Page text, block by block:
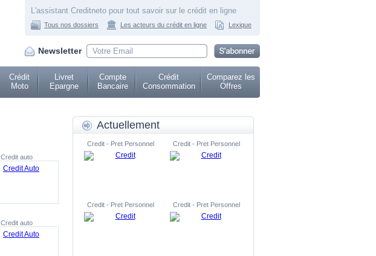
L'assistant Creditneto pour tout savoir sur le crédit en ligne
Tous nos dossiers Les acteurs du crédit en ligne Lexique
Newsletter
Crédit
Moto
Livret
Epargne
Compte
Bancaire
Crédit
Consommation
Comparez les
Offres
Credit auto
Credit auto
Actuellement
Credit - Pret Personnel Credit - Pret Personnel
Credit - Pret Personnel Credit - Pret Personnel